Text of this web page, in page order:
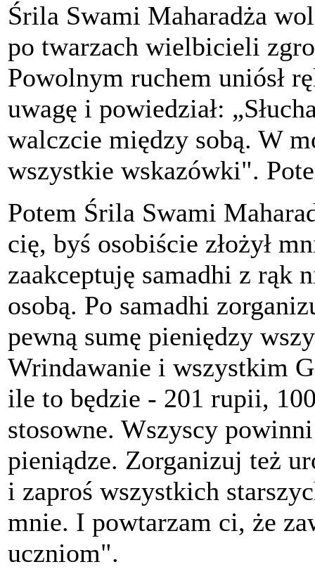
Śrila Swami Maharadża
po twarzach wielbicieli
Powolnym ruchem uniósł
uwagę i powiedział:
walczcie między sobą. W
wszystkie wskazówki".
Potem Śrila Swami
cię, byś osobiście złożył
zaakceptuję samadhi z rąk
osobą. Po samadhi
pewną sumę pieniędzy
Wrindawanie i wszystkim
ile to będzie - 201 rupii,
stosowne. Wszyscy
pieniądze. Zorganizuj też
i zaproś wszystkich
mnie. I powtarzam ci, że
uczniom".